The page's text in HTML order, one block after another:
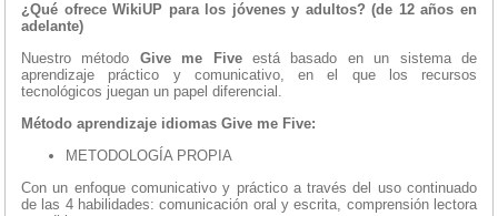
¿Qué ofrece WikiUP para los jóvenes y adultos? (de 12 años en
adelante)
Nuestro método Give me Fiveestá basado en un sistema de
aprendizaje práctico y comunicativo, en el que los recursos
tecnológicos juegan un papel diferencial.
Método aprendizaje idiomas Give me Five:
METODOLOGÍA PROPIA
Con un enfoque comunicativo y práctico a través del uso continuado
de las 4 habilidades: comunicación oral y escrita, comprensión lectora